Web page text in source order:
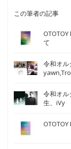
この筆者の記事
OTOTOY
て
令和オ
令和オ
生、iVy
OTOTOY